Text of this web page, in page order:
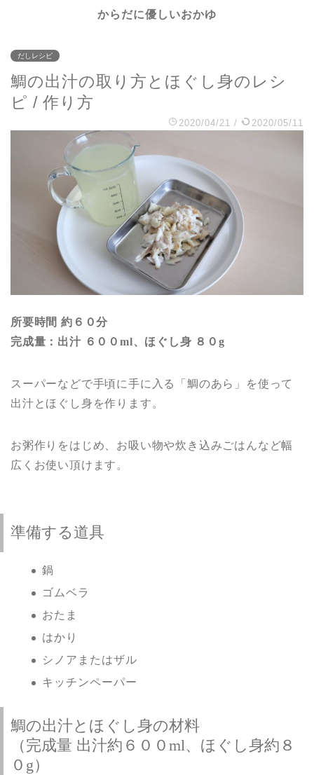
からだに優しいおかゆ
だしレシピ
鯛の出汁の取り方とほぐし身のレシ
ピ / 作り方
2020/04/21 / 2020/05/11
所要時間 約６０分
完成量：出汁 ６００ml、ほぐし身 ８０g
スーパーなどで手頃に手に入る「鯛のあら」を使って
出汁とほぐし身を作ります。
お粥作りをはじめ、お吸い物や炊き込みごはんなど幅
広くお使い頂けます。
準備する道具
鍋
ゴムベラ
おたま
はかり
シノアまたはザル
キッチンペーパー
鯛の出汁とほぐし身の材料
（完成量 出汁約６００ml、ほぐし身約８
０g）